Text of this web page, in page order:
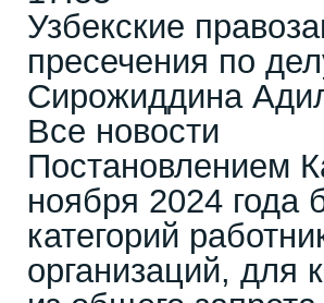
Узбекские
пресечения по
Сирожиддина
Все новости
Постановлением
ноября 2024 года
категорий
организаций, для